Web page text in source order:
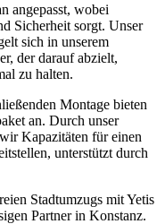
angepasst, wobei
Sicherheit sorgt. Unser
sich in unserem
der darauf abzielt,
zu halten.
Montage bieten
an. Durch unser
Kapazitäten für einen
unterstützt durch
Stadtumzugs mit Yetis
Partner in Konstanz.